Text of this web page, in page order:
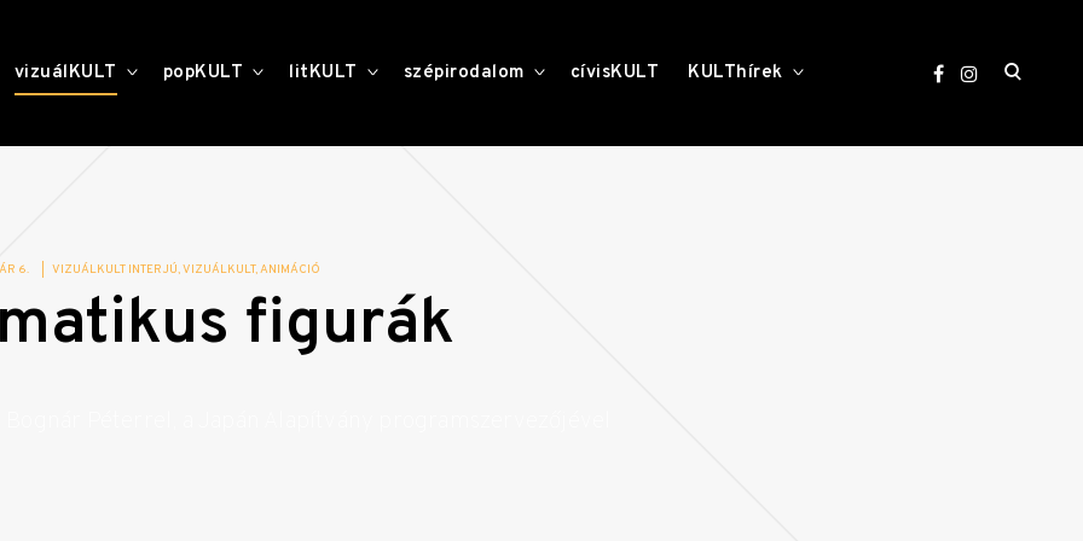
vizuálKULT toggle
child
popKULT toggle
child
litKULT toggle
child
szépirodalom toggle
childcívisKULT KULThírek
open
6. VIZUÁLKULT INTERJÚ VIZUÁLKULT ANIMÁCIÓ
figurák